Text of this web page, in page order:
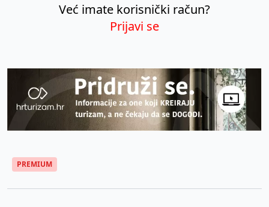
Već imate korisnički račun?
Prijavi se
PREMIUM